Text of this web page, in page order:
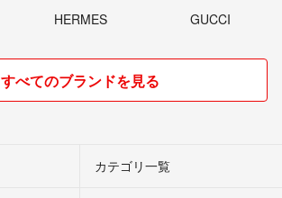
HERMES GUCCI
すべてのブランドを見る
カテゴリ一覧